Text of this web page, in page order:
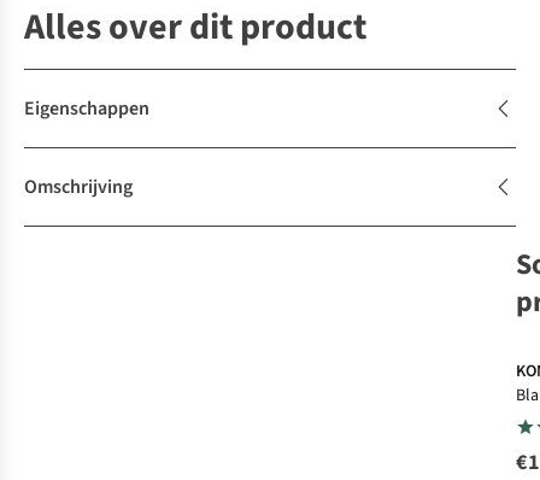
Alles over dit product
Eigenschappen
Omschrijving